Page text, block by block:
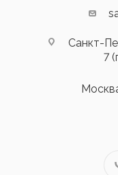
Санкт-
7